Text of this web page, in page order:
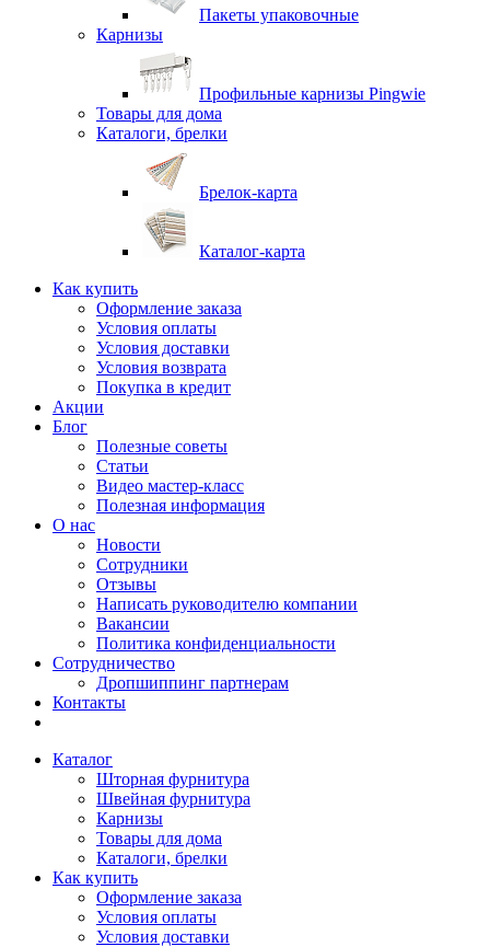
Пакеты упаковочные
Карнизы
Профильные карнизы Pingwie
Товары для дома
Каталоги, брелки
Брелок-карта
Каталог-карта
Как купить
Оформление заказа
Условия оплаты
Условия доставки
Условия возврата
Покупка в кредит
Акции
Блог
Полезные советы
Статьи
Видео мастер-класс
Полезная информация
О нас
Новости
Сотрудники
Отзывы
Написать руководителю компании
Вакансии
Политика конфиденциальности
Сотрудничество
Дропшиппинг партнерам
Контакты
Каталог
Шторная фурнитура
Швейная фурнитура
Карнизы
Товары для дома
Каталоги, брелки
Как купить
Оформление заказа
Условия оплаты
Условия доставки